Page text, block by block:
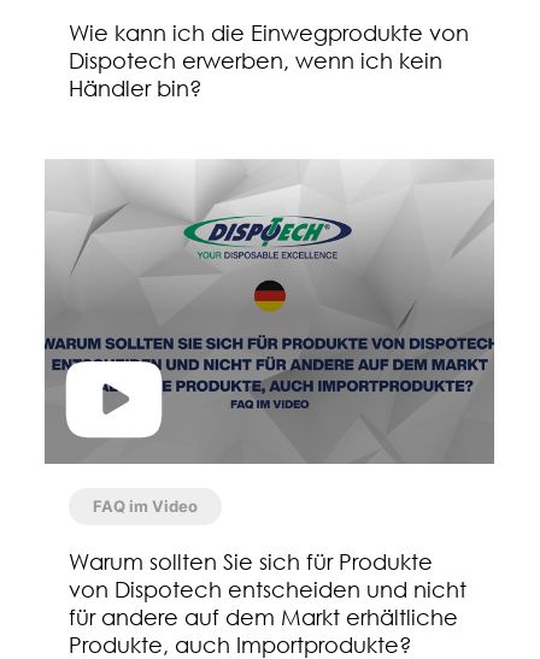
Wie kann ich die Einwegprodukte von
Dispotech erwerben, wenn ich kein
Händler bin?
FAQ im Video
Warum sollten Sie sich für Produkte
von Dispotech entscheiden und nicht
für andere auf dem Markt erhältliche
Produkte, auch Importprodukte?